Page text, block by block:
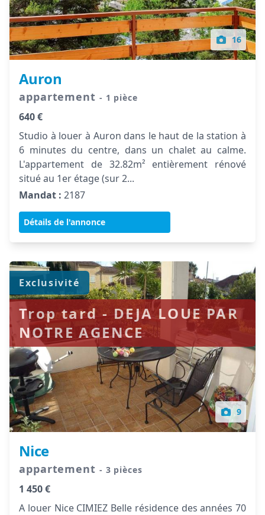
16
Auron
appartement - 1 pièce
640 €
Studio à louer à Auron dans le haut de la station à
6 minutes du centre, dans un chalet au calme.
L'appartement de 32.82m² entièrement rénové
situé au 1er étage (sur 2...
Mandat : 2187
Détails de l'annonce
9
Exclusivité
Trop tard - DEJA LOUE PAR
NOTRE AGENCE
Nice
appartement - 3 pièces
1 450 €
A louer Nice CIMIEZ Belle résidence des années 70